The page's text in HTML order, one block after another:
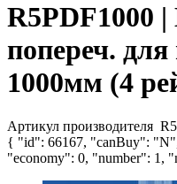
R5PDF1000
попереч.
1000мм (4
Артикул производителя
{ "id": 66167, "canBuy":
"economy": 0, "number": 1,